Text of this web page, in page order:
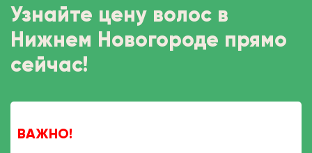
Узнайте цену волос в
Нижнем Новогороде прямо
сейчас!
ВАЖНО!